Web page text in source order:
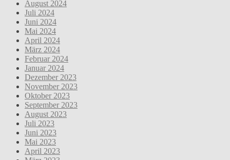
August 2024
Juli 2024
Juni 2024
Mai 2024
April 2024
März 2024
Februar 2024
Januar 2024
Dezember 2023
November 2023
Oktober 2023
September 2023
August 2023
Juli 2023
Juni 2023
Mai 2023
April 2023